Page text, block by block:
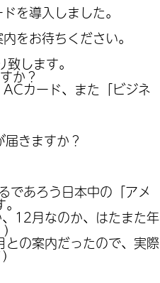
を導入しました。
をお待ちください。
します。
か？
カード、また「ビジネ
きますか？
であろう日本中の「アメ
12月なのか、はたまた年
)
の案内だったので、実際